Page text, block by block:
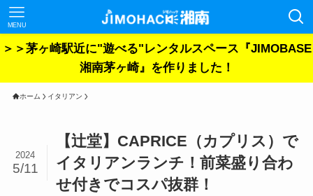
MENU
＞＞茅ヶ崎駅近に"遊べる"レンタルスペース『JIMOBASE
湘南茅ヶ崎』を作りました！
ホーム イタリアン
【辻堂】CAPRICE（カプリス）で
イタリアンランチ！前菜盛り合わ
せ付きでコスパ抜群！
2024
5/11